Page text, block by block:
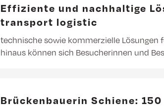
Effiziente und nachhaltige
transport logistic
technische sowie kommerzielle Lösungen
hinaus können sich Besucherinnen und
Brückenbauerin Schiene: